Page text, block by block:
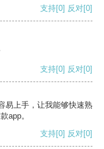
支持[0] 反对[0]
支持[0] 反对[0]
易上手，让我能够快速熟
app。
支持[0] 反对[0]